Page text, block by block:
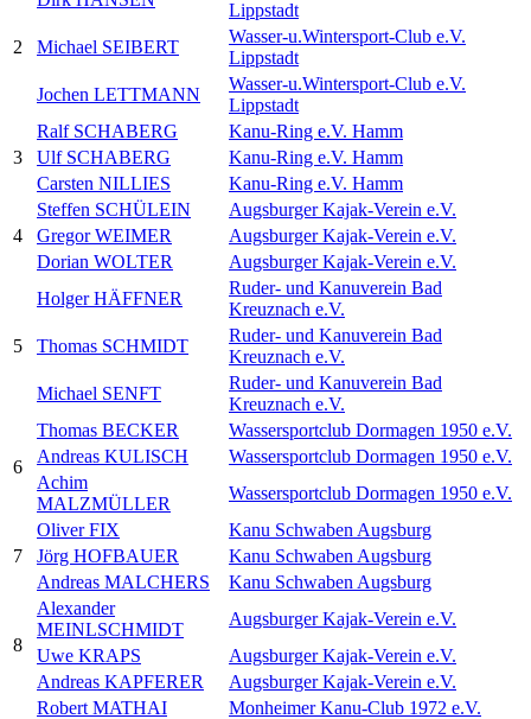
2
Lippstadt
Michael SEIBERT
Wasser-u.Wintersport-Club e.V.
Lippstadt
Jochen LETTMANN
Wasser-u.Wintersport-Club e.V.
Lippstadt
3
Ralf SCHABERG
Kanu-Ring e.V. Hamm
Ulf SCHABERG
Kanu-Ring e.V. Hamm
Carsten NILLIES
Kanu-Ring e.V. Hamm
4
Steffen SCHÜLEIN
Augsburger Kajak-Verein e.V.
Gregor WEIMER
Augsburger Kajak-Verein e.V.
Dorian WOLTER
Augsburger Kajak-Verein e.V.
5
Holger HÄFFNER
Ruder- und Kanuverein Bad
Kreuznach e.V.
Thomas SCHMIDT
Ruder- und Kanuverein Bad
Kreuznach e.V.
Michael SENFT
Ruder- und Kanuverein Bad
Kreuznach e.V.
6
Thomas BECKER
Wassersportclub Dormagen 1950 e.V.
Andreas KULISCH
Wassersportclub Dormagen 1950 e.V.
Achim
MALZMÜLLER
Wassersportclub Dormagen 1950 e.V.
7
Oliver FIX
Kanu Schwaben Augsburg
Jörg HOFBAUER
Kanu Schwaben Augsburg
Andreas MALCHERS
Kanu Schwaben Augsburg
8
Alexander
MEINLSCHMIDT
Augsburger Kajak-Verein e.V.
Uwe KRAPS
Augsburger Kajak-Verein e.V.
Andreas KAPFERER
Augsburger Kajak-Verein e.V.
Robert MATHAI
Monheimer Kanu-Club 1972 e.V.